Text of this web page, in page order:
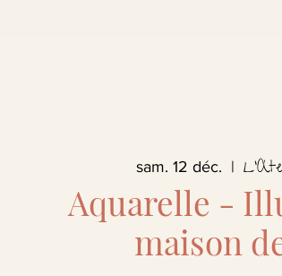
sam. 12 déc.
  |
Aquarelle -
maison